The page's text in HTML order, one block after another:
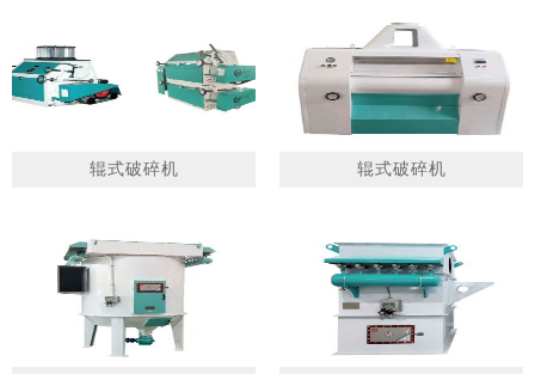
辊式破碎机 辊式破碎机